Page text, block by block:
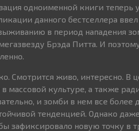
одноименной книги теперь
данного бестселлера
в период нападения
Брэда Питта. И
Смотрится живо, интересно. В
культуре, а также
и зомби в нем все
тенденцией. Однако
зафиксировало новую точку в